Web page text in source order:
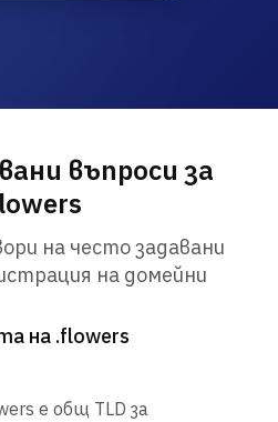
въпроси за
на често задавани
на домейни
на .flowers
е общ TLD за